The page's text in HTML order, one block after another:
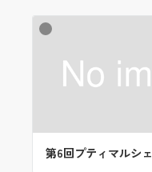
第6回プティマルシェ